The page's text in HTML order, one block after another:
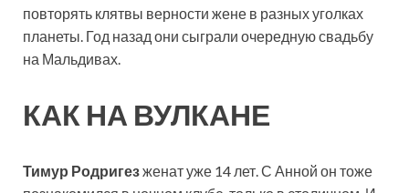
повторять клятвы верности жене в разных уголках
планеты. Год назад они сыграли очередную свадьбу
на Мальдивах.
КАК НА ВУЛКАНЕ
Тимур Родригезженат уже 14 лет. С Анной он тоже